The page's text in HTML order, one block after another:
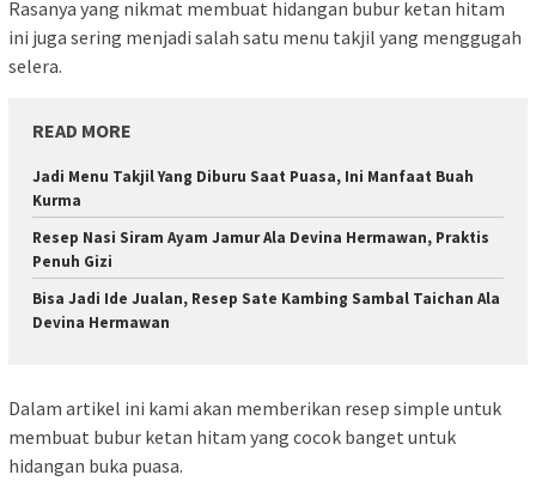
Rasanya yang nikmat membuat hidangan bubur ketan hitam
ini juga sering menjadi salah satu menu takjil yang menggugah
selera.
READ MORE
Jadi Menu Takjil Yang Diburu Saat Puasa, Ini Manfaat Buah
Kurma
Resep Nasi Siram Ayam Jamur Ala Devina Hermawan, Praktis
Penuh Gizi
Bisa Jadi Ide Jualan, Resep Sate Kambing Sambal Taichan Ala
Devina Hermawan
Dalam artikel ini kami akan memberikan resep simple untuk
membuat bubur ketan hitam yang cocok banget untuk
hidangan buka puasa.